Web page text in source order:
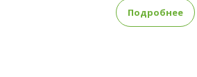
Подробнее